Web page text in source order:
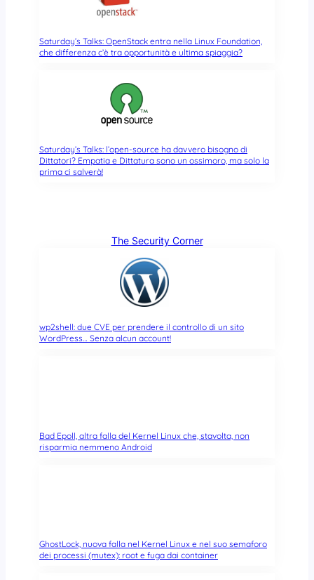
Saturday’s Talks: OpenStack entra nella Linux Foundation,
che differenza c’è tra opportunità e ultima spiaggia?
Saturday’s Talks: l’open-source ha davvero bisogno di
Dittatori? Empatia e Dittatura sono un ossimoro, ma solo la
prima ci salverà!
The Security Corner
wp2shell: due CVE per prendere il controllo di un sito
WordPress… Senza alcun account!
Bad Epoll, altra falla del Kernel Linux che, stavolta, non
risparmia nemmeno Android
GhostLock, nuova falla nel Kernel Linux e nel suo semaforo
dei processi (mutex): root e fuga dai container